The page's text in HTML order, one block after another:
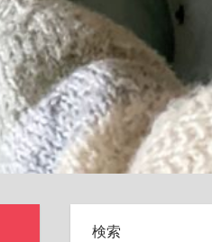
検索